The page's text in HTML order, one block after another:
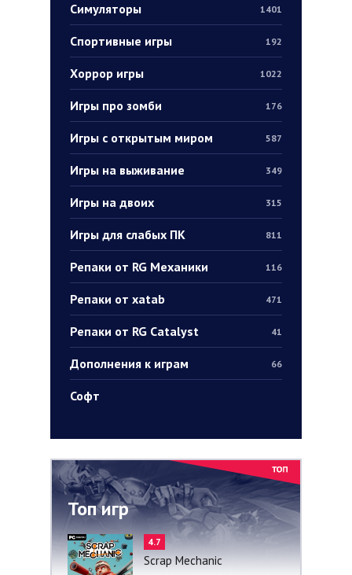
Симуляторы 1401
Спортивные игры 192
Хоррор игры 1022
Игры про зомби 176
Игры с открытым миром 587
Игры на выживание 349
Игры на двоих 315
Игры для слабых ПК 811
Репаки от RG Механики 116
Репаки от xatab 471
Репаки от RG Catalyst 41
Дополнения к играм 66
Софт
Топ игр
4.7
Scrap Mechanic